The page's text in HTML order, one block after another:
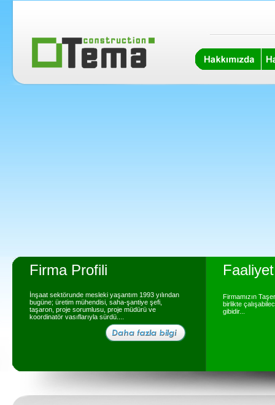
Firma Profili
İnşaat sektörunde mesleki yaşantım 1993 yılından
bugüne; üretim mühendisi, saha-şantiye şefi,
taşaron, proje sorumlusu, proje müdürü ve
koordinatör vasıflarıyla sürdü....
Firmamızın
birlikte
gibidir...